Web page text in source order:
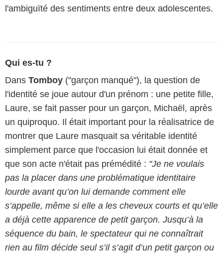
l'ambiguïté des sentiments entre deux adolescentes.
Qui es-tu ?
Dans Tomboy ("garçon manqué"), la question de
l'identité se joue autour d'un prénom : une petite fille,
Laure, se fait passer pour un garçon, Michaël, après
un quiproquo. Il était important pour la réalisatrice de
montrer que Laure masquait sa véritable identité
simplement parce que l'occasion lui était donnée et
que son acte n'était pas prémédité : "Je ne voulais
pas la placer dans une problématique identitaire
lourde avant qu’on lui demande comment elle
s’appelle, même si elle a les cheveux courts et qu’elle
a déjà cette apparence de petit garçon. Jusqu’à la
séquence du bain, le spectateur qui ne connaîtrait
rien au film décide seul s’il s’agit d’un petit garçon ou